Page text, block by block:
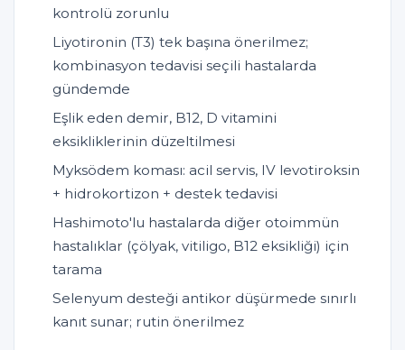
kontrolü zorunlu
Liyotironin (T3) tek başına önerilmez;
kombinasyon tedavisi seçili hastalarda
gündemde
Eşlik eden demir, B12, D vitamini
eksikliklerinin düzeltilmesi
Myksödem koması: acil servis, IV levotiroksin
+ hidrokortizon + destek tedavisi
Hashimoto'lu hastalarda diğer otoimmün
hastalıklar (çölyak, vitiligo, B12 eksikliği) için
tarama
Selenyum desteği antikor düşürmede sınırlı
kanıt sunar; rutin önerilmez